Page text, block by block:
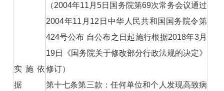
实施依
据
（2004年11月5日国务院第69次常务会议通过
2004年11月12日中华人民共和国国务院令第
424号公布 自公布之日起施行根据2018年3月
19日《国务院关于修改部分行政法规的决定》
修订）
第十七条第三款：任何单位和个人发现高致病